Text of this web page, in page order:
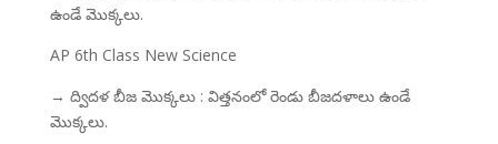
ఉండే మొక్కలు.
AP 6th Class New Science
→ ద్విదళ బీజ మొక్కలు : విత్తనంలో రెండు బీజదళాలు ఉండే
మొక్కలు.